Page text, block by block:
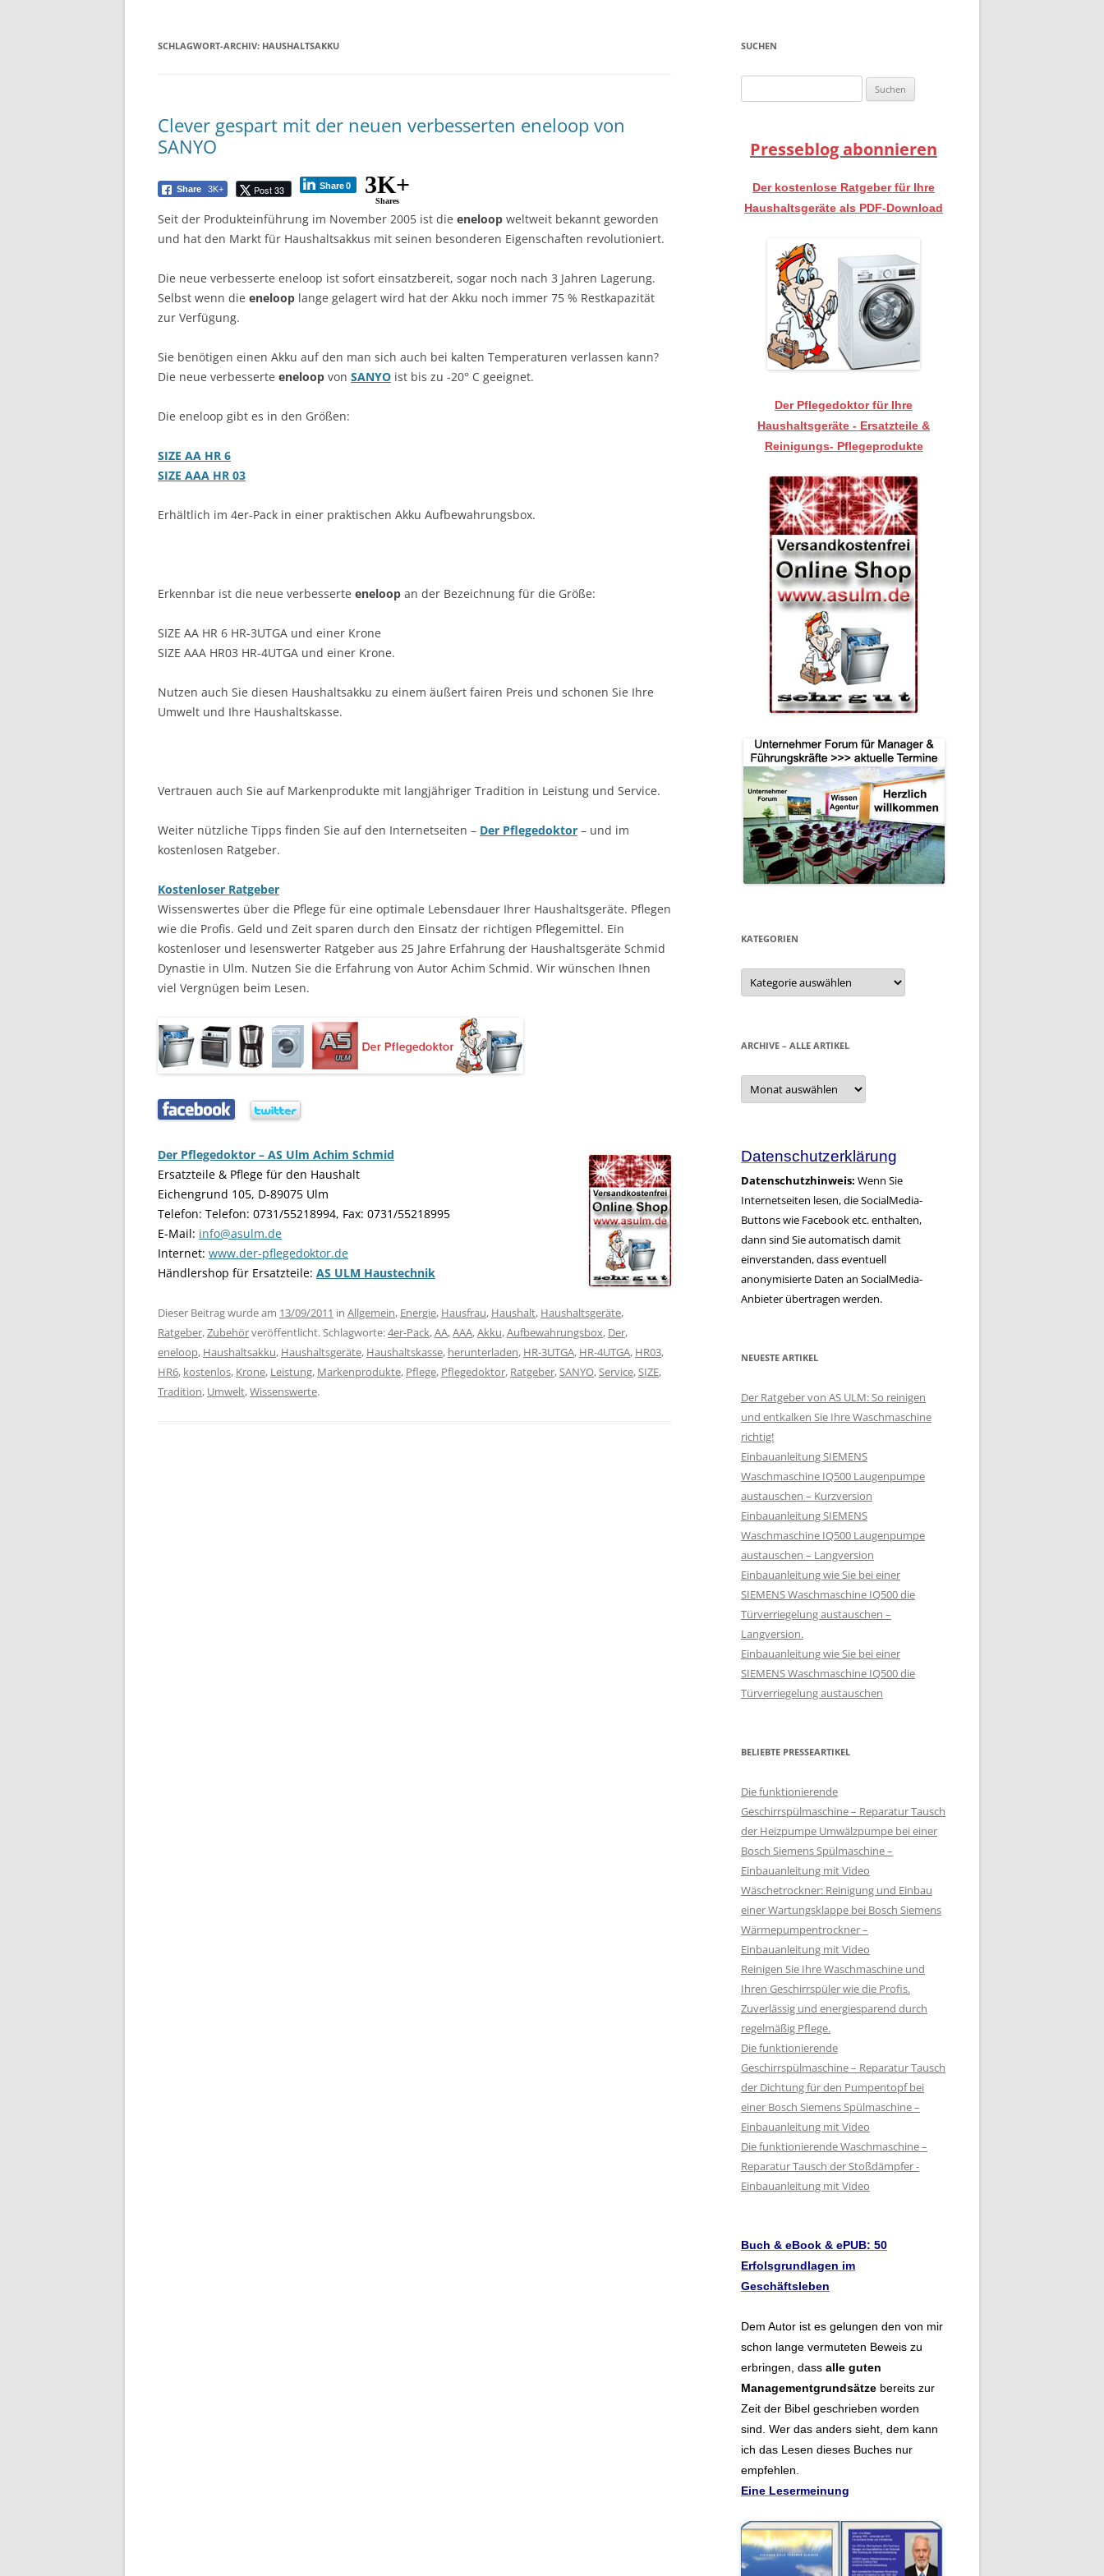
SCHLAGWORT-ARCHIV: HAUSHALTSAKKU
Clever gespart mit der neuen verbesserten eneloop von
SANYO
Share 3K+ Post 33 Share0 3K+
Shares
Seit der Produkteinführung im November 2005 ist die eneloop weltweit bekannt geworden
und hat den Markt für Haushaltsakkus mit seinen besonderen Eigenschaften revolutioniert.
Die neue verbesserte eneloop ist sofort einsatzbereit, sogar noch nach 3 Jahren Lagerung.
Selbst wenn die eneloop lange gelagert wird hat der Akku noch immer 75 % Restkapazität
zur Verfügung.
Sie benötigen einen Akku auf den man sich auch bei kalten Temperaturen verlassen kann?
Die neue verbesserte eneloop von SANYO ist bis zu -20° C geeignet.
Die eneloop gibt es in den Größen:
SIZE AA HR 6
SIZE AAA HR 03
Erhältlich im 4er-Pack in einer praktischen Akku Aufbewahrungsbox.
Erkennbar ist die neue verbesserte eneloop an der Bezeichnung für die Größe:
SIZE AA HR 6 HR-3UTGA und einer Krone
SIZE AAA HR03 HR-4UTGA und einer Krone.
Nutzen auch Sie diesen Haushaltsakku zu einem äußert fairen Preis und schonen Sie Ihre
Umwelt und Ihre Haushaltskasse.
Vertrauen auch Sie auf Markenprodukte mit langjähriger Tradition in Leistung und Service.
Weiter nützliche Tipps finden Sie auf den Internetseiten – Der Pflegedoktor – und im
kostenlosen Ratgeber.
Kostenloser Ratgeber
Wissenswertes über die Pflege für eine optimale Lebensdauer Ihrer Haushaltsgeräte. Pflegen
wie die Profis. Geld und Zeit sparen durch den Einsatz der richtigen Pflegemittel. Ein
kostenloser und lesenswerter Ratgeber aus 25 Jahre Erfahrung der Haushaltsgeräte Schmid
Dynastie in Ulm. Nutzen Sie die Erfahrung von Autor Achim Schmid. Wir wünschen Ihnen
viel Vergnügen beim Lesen.
Der Pflegedoktor – AS Ulm Achim Schmid
Ersatzteile & Pflege für den Haushalt
Eichengrund 105, D-89075 Ulm
Telefon: Telefon: 0731/55218994, Fax: 0731/55218995
E-Mail: info@asulm.de
Internet: www.der-pflegedoktor.de
Händlershop für Ersatzteile: AS ULM Haustechnik
Dieser Beitrag wurde am 13/09/2011 in Allgemein, Energie, Hausfrau, Haushalt, Haushaltsgeräte,
Ratgeber,Zubehörveröffentlicht. Schlagworte:4er-Pack,AA,AAA,Akku,Aufbewahrungsbox, Der,
eneloop, Haushaltsakku, Haushaltsgeräte, Haushaltskasse, herunterladen, HR-3UTGA, HR-4UTGA, HR03,
HR6, kostenlos, Krone, Leistung, Markenprodukte, Pflege, Pflegedoktor, Ratgeber,SANYO,Service,SIZE,
Tradition, Umwelt,Wissenswerte.
SUCHEN
nach:
Presseblog abonnieren
Der kostenlose Ratgeber für Ihre
Haushaltsgeräte als PDF-Download
Der Pflegedoktor für Ihre
Haushaltsgeräte - Ersatzteile &
Reinigungs- Pflegeprodukte
KATEGORIEN
Kategorien
ARCHIVE – ALLE ARTIKEL
Archive
alle
Datenschutzerklärung
Datenschutzhinweis: Wenn Sie
Internetseiten lesen, die SocialMedia-
Buttons wie Facebook etc. enthalten,
dann sind Sie automatisch damit
einverstanden, dass eventuell
anonymisierte Daten an SocialMedia-
Anbieter übertragen werden.
NEUESTE ARTIKEL
Der Ratgeber von AS ULM: So reinigen
und entkalken Sie Ihre Waschmaschine
richtig!
Einbauanleitung SIEMENS
Waschmaschine IQ500 Laugenpumpe
austauschen – Kurzversion
Einbauanleitung SIEMENS
Waschmaschine IQ500 Laugenpumpe
austauschen – Langversion
Einbauanleitung wie Sie bei einer
SIEMENS Waschmaschine IQ500 die
Türverriegelung austauschen –
Langversion.
Einbauanleitung wie Sie bei einer
SIEMENS Waschmaschine IQ500 die
Türverriegelung austauschen
BELIEBTE PRESSEARTIKEL
Die funktionierende
Geschirrspülmaschine – Reparatur Tausch
der Heizpumpe Umwälzpumpe bei einer
Bosch Siemens Spülmaschine –
Einbauanleitung mit Video
Wäschetrockner: Reinigung und Einbau
einer Wartungsklappe bei Bosch Siemens
Wärmepumpentrockner –
Einbauanleitung mit Video
Reinigen Sie Ihre Waschmaschine und
Ihren Geschirrspüler wie die Profis.
Zuverlässig und energiesparend durch
regelmäßig Pflege.
Die funktionierende
Geschirrspülmaschine – Reparatur Tausch
der Dichtung für den Pumpentopf bei
einer Bosch Siemens Spülmaschine –
Einbauanleitung mit Video
Die funktionierende Waschmaschine –
Reparatur Tausch der Stoßdämpfer -
Einbauanleitung mit Video
Buch & eBook & ePUB: 50
Erfolsgrundlagen im
Geschäftsleben
Dem Autor ist es gelungen den von mir
schon lange vermuteten Beweis zu
erbringen, dass alle guten
Managementgrundsätze bereits zur
Zeit der Bibel geschrieben worden
sind. Wer das anders sieht, dem kann
ich das Lesen dieses Buches nur
empfehlen.
Eine Lesermeinung